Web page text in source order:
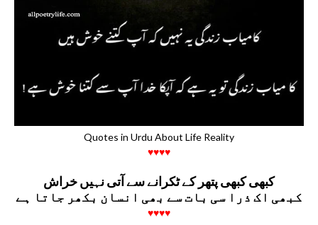
Quotes in Urdu About Life Reality
♥♥♥♥
کبھی کبھی پتھر کے ٹکرانے سے آتی نہیں خراش
کبھی اک ذرا سی بات سے بھی انسان بکھر جاتا ہے
♥♥♥♥